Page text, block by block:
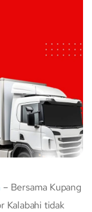
– Bersama Kupang
Kalabahi tidak